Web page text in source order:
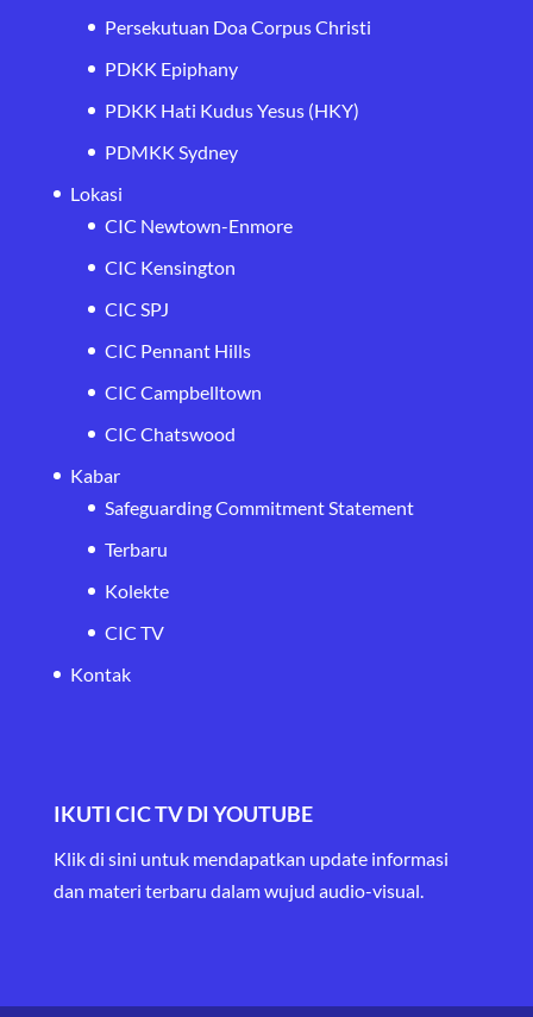
Persekutuan Doa Corpus Christi
PDKK Epiphany
PDKK Hati Kudus Yesus (HKY)
PDMKK Sydney
Lokasi
CIC Newtown-Enmore
CIC Kensington
CIC SPJ
CIC Pennant Hills
CIC Campbelltown
CIC Chatswood
Kabar
Safeguarding Commitment Statement
Terbaru
Kolekte
CIC TV
Kontak
IKUTI CIC TV DI YOUTUBE
Klik di sini untuk mendapatkan update informasi
dan materi terbaru dalam wujud audio-visual.